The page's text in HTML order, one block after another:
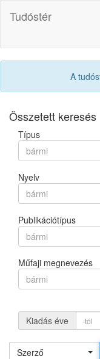
Tudóstér
A
Összetett keresés
Típus
bármi
Nyelv
bármi
Publikációtípus
bármi
Műfaji megnevezés
bármi
Kiadás éve
Szerző